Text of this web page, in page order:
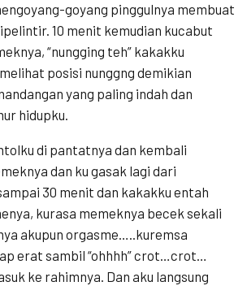
goyang pinggulnya membuat
10 menit kemudian kucabut
“nungging teh” kakakku
posisi nunggng demikian
yang paling indah dan
hidupku.
di pantatnya dan kembali
dan ku gasak lagi dari
30 menit dan kakakku entah
kurasa memeknya becek sekali
akupun orgasme…..kuremsa
erat sambil “ohhhh” crot…crot…
ke rahimnya. Dan aku langsung